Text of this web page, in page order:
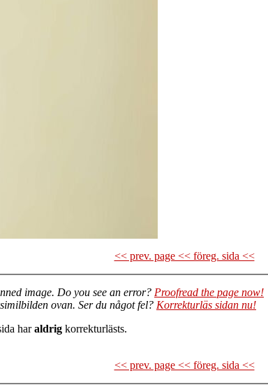
<< prev. page << föreg. sida <<
image. Do you see an error? Proofread the page now!
ovan. Ser du något fel? Korrekturläs sidan nu!
haraldrig korrekturlästs.
<< prev. page << föreg. sida <<